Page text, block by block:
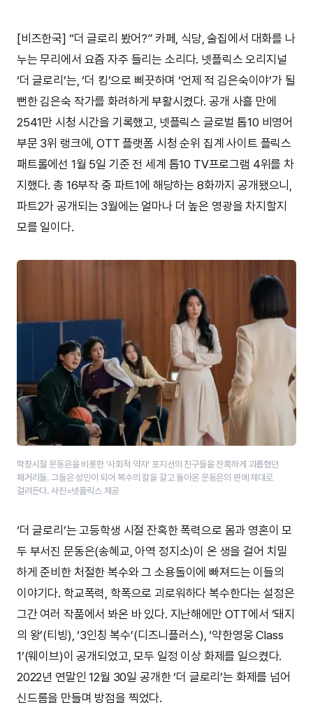
[비즈한국] “더 글로리 봤어?” 카페, 식당, 술집에서 대화를 나
누는 무리에서 요즘 자주 들리는 소리다. 넷플릭스 오리지널
‘더 글로리’는, ‘더 킹’으로 삐끗하며 ‘언제 적 김은숙이야’가 될
뻔한 김은숙 작가를 화려하게 부활시켰다. 공개 사흘 만에
2541만 시청 시간을 기록했고, 넷플릭스 글로벌 톱10 비영어
부문 3위 랭크에, OTT 플랫폼 시청 순위 집계 사이트 플릭스
패트롤에선 1월 5일 기준 전 세계 톱10 TV프로그램 4위를 차
지했다. 총 16부작 중 파트1에 해당하는 8화까지 공개됐으니,
파트2가 공개되는 3월에는 얼마나 더 높은 영광을 차지할지
모를 일이다.
학창시절 문동은을 비롯한 ‘사회적 약자’ 포지션의 친구들을 잔혹하게 괴롭혔던
패거리들. 그들은 성인이 되어 복수의 칼을 갈고 돌아온 문동은의 판에 제대로
걸려든다. 사진=넷플릭스 제공
‘더 글로리’는 고등학생 시절 잔혹한 폭력으로 몸과 영혼이 모
두 부서진 문동은(송혜교, 아역 정지소)이 온 생을 걸어 치밀
하게 준비한 처절한 복수와 그 소용돌이에 빠져드는 이들의
이야기다. 학교폭력, 학폭으로 괴로워하다 복수한다는 설정은
그간 여러 작품에서 봐온 바 있다. 지난해에만 OTT에서 ‘돼지
의 왕’(티빙), ‘3인칭 복수’(디즈니플러스), ‘약한영웅 Class
1’(웨이브)이 공개되었고, 모두 일정 이상 화제를 일으켰다.
2022년 연말인 12월 30일 공개한 ‘더 글로리’는 화제를 넘어
신드롬을 만들며 방점을 찍었다.